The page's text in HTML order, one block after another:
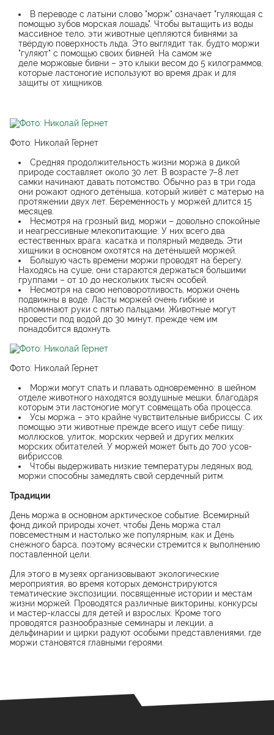
В переводе с латыни слово "морж" означает "гуляющая с
помощью зубов морская лошадь". Чтобы вытащить из воды
массивное тело, эти животные цепляются бивнями за
твёрдую поверхность льда. Это выглядит так, будто моржи
"гуляют" с помощью своих бивней. На самом же
деле моржовые бивни – это клыки весом до 5 килограммов,
которые ластоногие используют во время драк и для
защиты от хищников.
Фото: Николай Гернет
Средняя продолжительность жизни моржа в дикой
природе составляет около 30 лет. В возрасте 7–8 лет
самки начинают давать потомство. Обычно раз в три года
они рожают одного детёныша, который живёт с матерью на
протяжении двух лет. Беременность у моржей длится 15
месяцев.
Несмотря на грозный вид, моржи – довольно спокойные
и неагрессивные млекопитающие. У них всего два
естественных врага: касатка и полярный медведь. Эти
хищники в основном охотятся на детёнышей моржей.
Большую часть времени моржи проводят на берегу.
Находясь на суше, они стараются держаться большими
группами – от 10 до нескольких тысяч особей.
Несмотря на свою неповоротливость, моржи очень
подвижны в воде. Ласты моржей очень гибкие и
напоминают руки с пятью пальцами. Животные могут
провести под водой до 30 минут, прежде чем им
понадобится вдохнуть.
Фото: Николай Гернет
Моржи могут спать и плавать одновременно: в шейном
отделе животного находятся воздушные мешки, благодаря
которым эти ластоногие могут совмещать оба процесса.
Усы моржа – это крайне чувствительные вибриссы. С их
помощью эти животные прежде всего ищут себе пищу:
моллюсков, улиток, морских червей и других мелких
морских обитателей. У моржей может быть до 700 усов-
вибриссов.
Чтобы выдерживать низкие температуры ледяных вод,
моржи способны замедлять свой сердечный ритм.
Традиции
День моржа в основном арктическое событие. Всемирный
фонд дикой природы хочет, чтобы День моржа стал
повсеместным и настолько же популярным, как и День
снежного барса, поэтому всячески стремится к выполнению
поставленной цели.
Для этого в музеях организовывают экологические
мероприятия, во время которых демонстрируются
тематические экспозиции, посвященные истории и местам
жизни моржей. Проводятся различные викторины, конкурсы
и мастер-классы для детей и взрослых. Кроме того
проводятся разнообразные семинары и лекции, а
дельфинарии и цирки радуют особыми представлениями, где
моржи становятся главными героями.